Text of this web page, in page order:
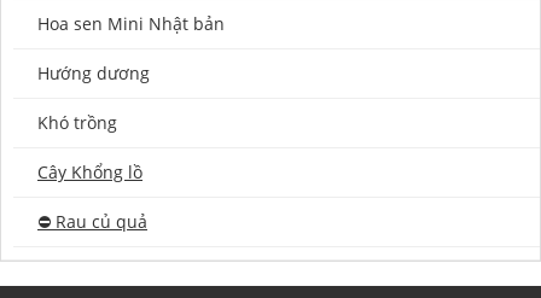
Hoa sen Mini Nhật bản
Hướng dương
Khó trồng
Cây Khổng lồ
⛔️ Rau củ quả